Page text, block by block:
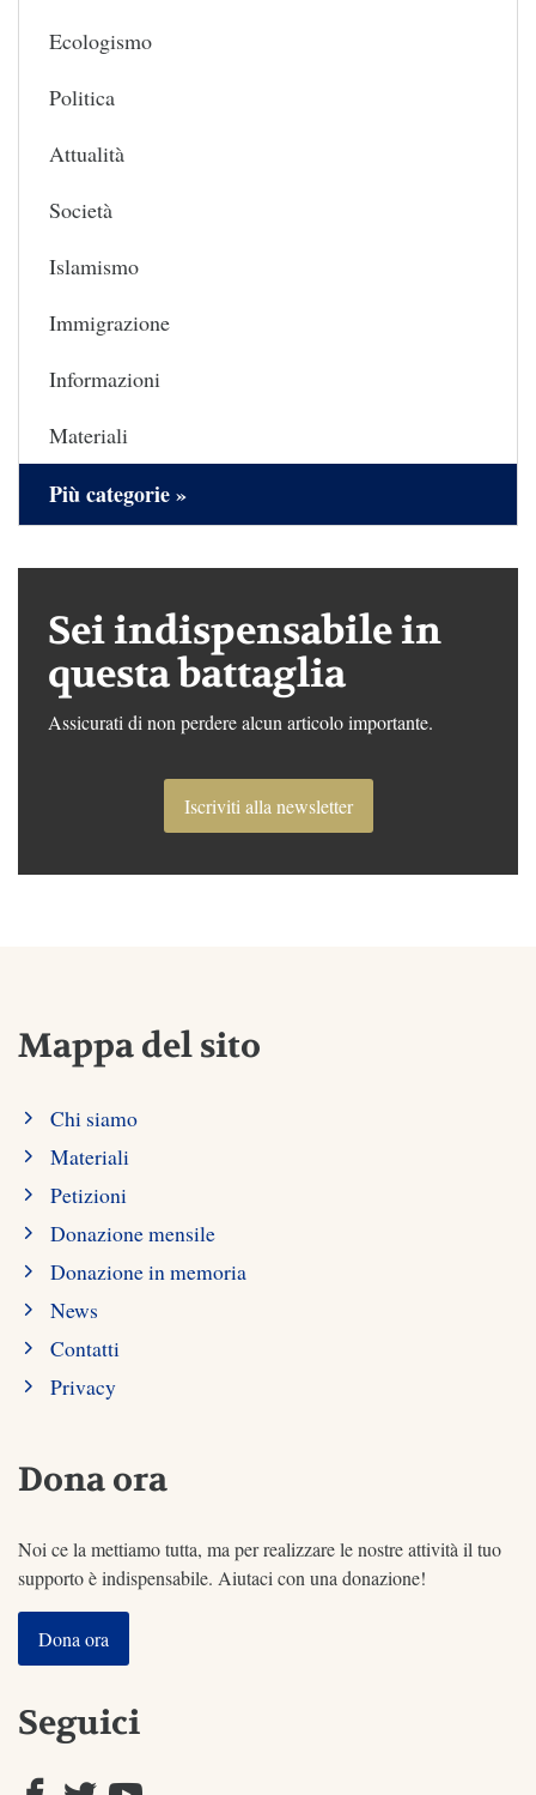
Ecologismo
Politica
Attualità
Società
Islamismo
Immigrazione
Informazioni
Materiali
Più categorie »
Sei indispensabile in
questa battaglia
Assicurati di non perdere alcun articolo importante.
Iscriviti alla newsletter
Mappa del sito
Chi siamo
Materiali
Petizioni
Donazione mensile
Donazione in memoria
News
Contatti
Privacy
Dona ora
Noi ce la mettiamo tutta, ma per realizzare le nostre attività il tuo
supporto è indispensabile. Aiutaci con una donazione!
Dona ora
Seguici